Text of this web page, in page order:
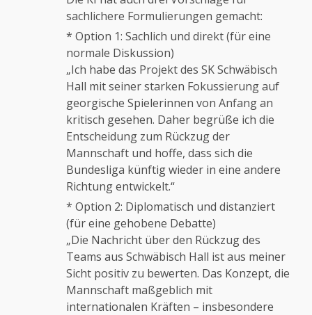
sachlichere Formulierungen gemacht:
* Option 1: Sachlich und direkt (für eine
normale Diskussion)
„Ich habe das Projekt des SK Schwäbisch
Hall mit seiner starken Fokussierung auf
georgische Spielerinnen von Anfang an
kritisch gesehen. Daher begrüße ich die
Entscheidung zum Rückzug der
Mannschaft und hoffe, dass sich die
Bundesliga künftig wieder in eine andere
Richtung entwickelt.“
* Option 2: Diplomatisch und distanziert
(für eine gehobene Debatte)
„Die Nachricht über den Rückzug des
Teams aus Schwäbisch Hall ist aus meiner
Sicht positiv zu bewerten. Das Konzept, die
Mannschaft maßgeblich mit
internationalen Kräften – insbesondere